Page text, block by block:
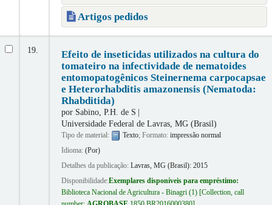
Artigos pedidos
19.
Efeito de inseticidas utilizados na cultura do
tomateiro na infectividade de nematoides
entomopatogênicos Steinernema carpocapsae
e Heterorhabditis amazonensis (Nematoda:
Rhabditida)
por Sabino, P.H. de S
Universidade Federal de Lavras, MG (Brasil)
Tipo de material: Texto; Formato: impressão normal
Idioma: (Por)
Detalhes da publicação: Lavras, MG (Brasil): 2015
Disponibilidade:Exemplares disponíveis para empréstimo:
Biblioteca Nacional de Agricultura - Binagri(1) Collection, call